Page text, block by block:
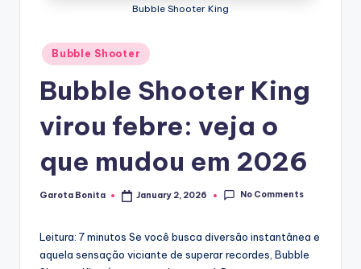
Bubble Shooter King
Posted
in
Bubble Shooter
Bubble Shooter King
virou febre: veja o
que mudou em 2026
Posted
Garota Bonita January 2, 2026 No Comments
Leitura: 7 minutos Se você busca diversão instantânea e
aquela sensação viciante de superar recordes, Bubble